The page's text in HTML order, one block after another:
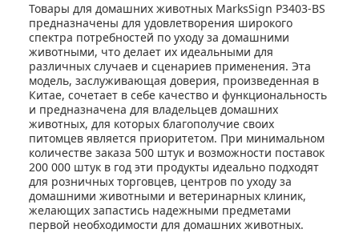
Товары для домашних животных MarksSign P3403-BS
предназначены для удовлетворения широкого
спектра потребностей по уходу за домашними
животными, что делает их идеальными для
различных случаев и сценариев применения. Эта
модель, заслуживающая доверия, произведенная в
Китае, сочетает в себе качество и функциональность
и предназначена для владельцев домашних
животных, для которых благополучие своих
питомцев является приоритетом. При минимальном
количестве заказа 500 штук и возможности поставок
200 000 штук в год эти продукты идеально подходят
для розничных торговцев, центров по уходу за
домашними животными и ветеринарных клиник,
желающих запастись надежными предметами
первой необходимости для домашних животных.